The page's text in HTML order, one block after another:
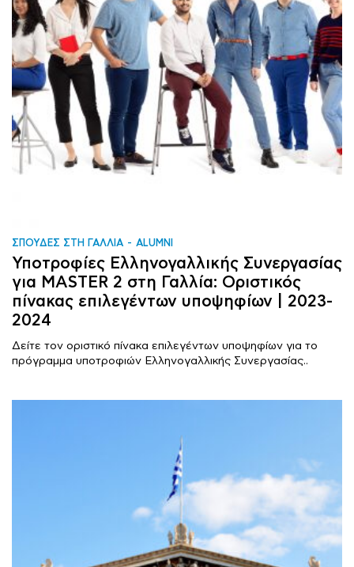
ΣΠΟΥΔΕΣ ΣΤΗ ΓΑΛΛΙΑ ALUMNI
Υποτροφίες Ελληνογαλλικής Συνεργασίας
για MASTER 2 στη Γαλλία: Οριστικός
πίνακας επιλεγέντων υποψηφίων | 2023-
2024
Δείτε τον οριστικό πίνακα επιλεγέντων υποψηφίων για το
πρόγραμμα υποτροφιών Ελληνογαλλικής Συνεργασίας..